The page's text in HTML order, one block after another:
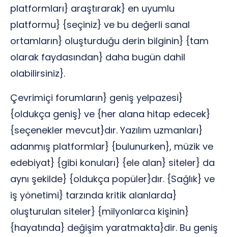
platformları} araştırarak} en uyumlu
platformu} {seçiniz} ve bu değerli sanal
ortamların} oluşturduğu derin bilginin} {tam
olarak faydasından} daha bugün dahil
olabilirsiniz}.
Çevrimiçi forumların} geniş yelpazesi}
{oldukça geniş} ve {her alana hitap edecek}
{seçenekler mevcut}dır. Yazılım uzmanları}
adanmış platformlar} {bulunurken}, müzik ve
edebiyat} {gibi konuları} {ele alan} siteler} da
aynı şekilde} {oldukça popüler}dır. {Sağlık} ve
iş yönetimi} tarzında kritik alanlarda}
oluşturulan siteler} {milyonlarca kişinin}
{hayatında} değişim yaratmakta}dir. Bu geniş